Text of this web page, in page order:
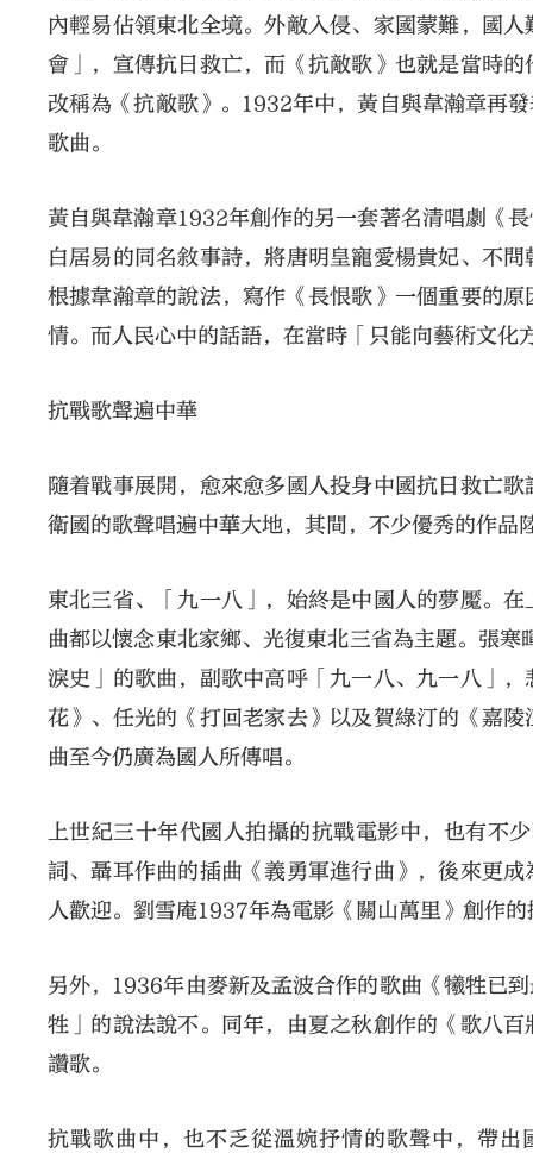
內輕易佔領東北全境。外敵入侵、家國蒙難，國
會」，宣傳抗日救亡，而《抗敵歌》也就是當時
改稱為《抗敵歌》。1932年中，黃自與韋瀚章再
歌曲。
黃自與韋瀚章1932年創作的另一套著名清唱劇《
白居易的同名敘事詩，將唐明皇寵愛楊貴妃、不
根據韋瀚章的說法，寫作《長恨歌》一個重要的
情。而人民心中的話語，在當時「只能向藝術文化
抗戰歌聲遍中華
隨着戰事展開，愈來愈多國人投身中國抗日救亡
衛國的歌聲唱遍中華大地，其間，不少優秀的作品
東北三省、「九一八」，始終是中國人的夢魘。
曲都以懷念東北家鄉、光復東北三省為主題。張
淚史」的歌曲，副歌中高呼「九一八、九一八」
花》、任光的《打回老家去》以及賀綠汀的《嘉
曲至今仍廣為國人所傳唱。
上世紀三十年代國人拍攝的抗戰電影中，也有不
詞、聶耳作曲的插曲《義勇軍進行曲》，後來更
人歡迎。劉雪庵1937年為電影《關山萬里》創作
另外，1936年由麥新及孟波合作的歌曲《犧牲已
牲」的說法說不。同年，由夏之秋創作的《歌八
讚歌。
抗戰歌曲中，也不乏從溫婉抒情的歌聲中，帶